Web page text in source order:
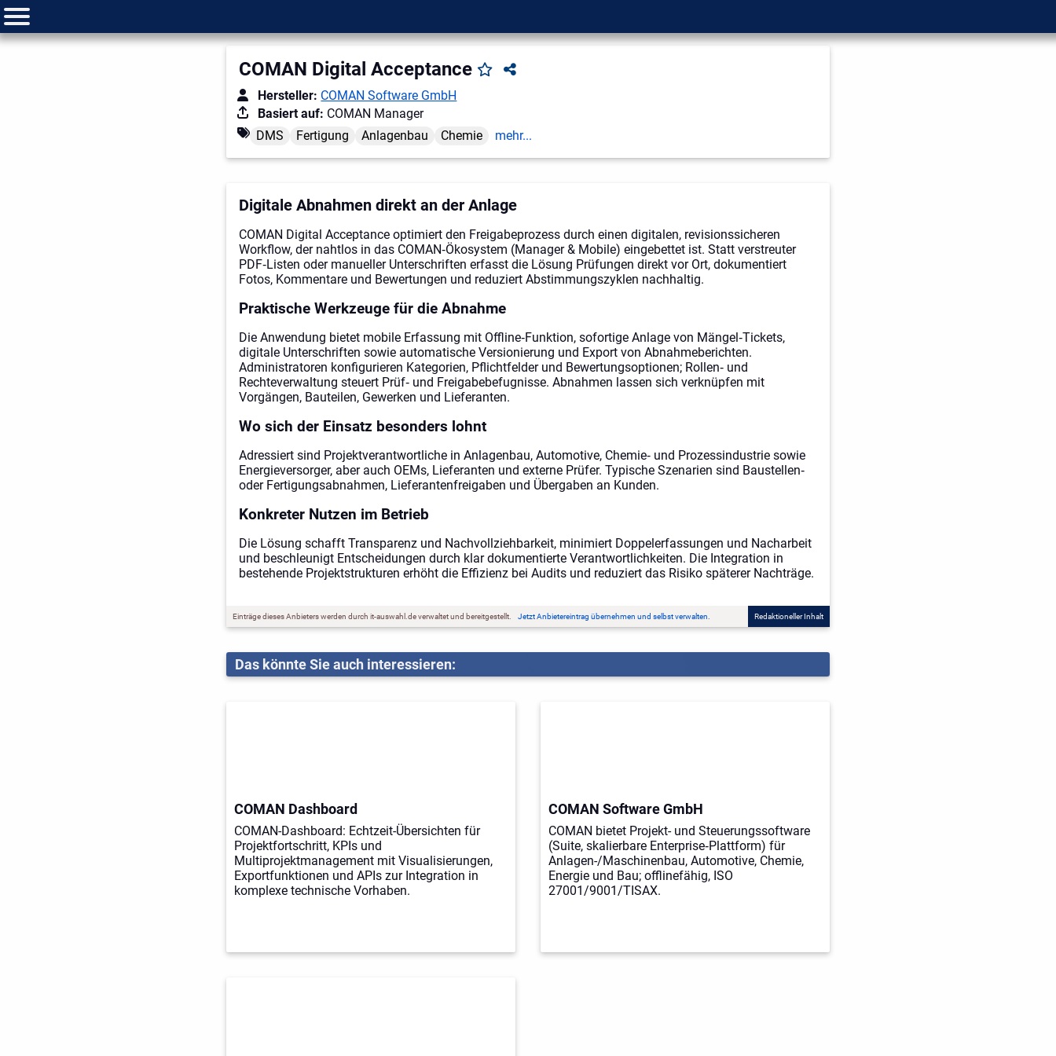
COMAN Digital Acceptance
Hersteller: COMAN Software GmbH
Basiert auf: COMAN Manager
DMS
Fertigung Anlagenbau Chemie mehr...
Digitale Abnahmen direkt an der Anlage
COMAN Digital Acceptance optimiert den Freigabeprozess durch einen digitalen, revisionssicheren
Workflow, der nahtlos in das COMAN‑Ökosystem (Manager & Mobile) eingebettet ist. Statt verstreuter
PDF‑Listen oder manueller Unterschriften erfasst die Lösung Prüfungen direkt vor Ort, dokumentiert
Fotos, Kommentare und Bewertungen und reduziert Abstimmungszyklen nachhaltig.
Praktische Werkzeuge für die Abnahme
Die Anwendung bietet mobile Erfassung mit Offline‑Funktion, sofortige Anlage von Mängel‑Tickets,
digitale Unterschriften sowie automatische Versionierung und Export von Abnahmeberichten.
Administratoren konfigurieren Kategorien, Pflichtfelder und Bewertungsoptionen; Rollen‑ und
Rechteverwaltung steuert Prüf‑ und Freigabebefugnisse. Abnahmen lassen sich verknüpfen mit
Vorgängen, Bauteilen, Gewerken und Lieferanten.
Wo sich der Einsatz besonders lohnt
Adressiert sind Projektverantwortliche in Anlagenbau, Automotive, Chemie‑ und Prozessindustrie sowie
Energieversorger, aber auch OEMs, Lieferanten und externe Prüfer. Typische Szenarien sind Baustellen‑
oder Fertigungsabnahmen, Lieferantenfreigaben und Übergaben an Kunden.
Konkreter Nutzen im Betrieb
Die Lösung schafft Transparenz und Nachvollziehbarkeit, minimiert Doppelerfassungen und Nacharbeit
und beschleunigt Entscheidungen durch klar dokumentierte Verantwortlichkeiten. Die Integration in
bestehende Projektstrukturen erhöht die Effizienz bei Audits und reduziert das Risiko späterer Nachträge.
Einträge dieses Anbieters werden durch it-auswahl.de verwaltet und bereitgestellt. Jetzt Anbietereintrag übernehmen und selbst verwalten. Redaktioneller Inhalt
Das könnte Sie auch interessieren:
COMAN Dashboard
COMAN-Dashboard: Echtzeit-Übersichten für
Projektfortschritt, KPIs und
Multiprojektmanagement mit Visualisierungen,
Exportfunktionen und APIs zur Integration in
komplexe technische Vorhaben.
COMAN Software GmbH
COMAN bietet Projekt- und Steuerungssoftware
(Suite, skalierbare Enterprise‑Plattform) für
Anlagen-/Maschinenbau, Automotive, Chemie,
Energie und Bau; offlinefähig, ISO
27001/9001/TISAX.